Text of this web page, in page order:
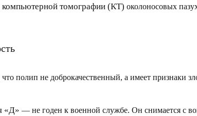
компьютерной томографии (КТ) околоносовых
полип не доброкачественный, а имеет признаки
«Д» — не годен к военной службе. Он снимается с